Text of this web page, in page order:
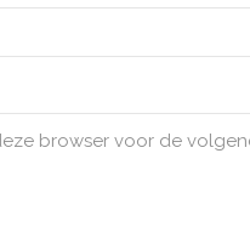
browser voor de